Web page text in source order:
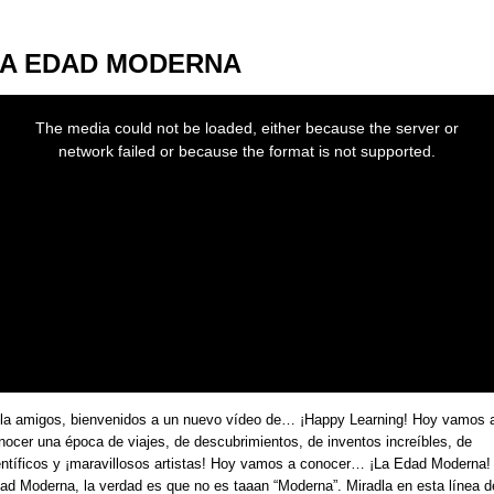
EDAD MODERNA
The media could not be loaded, either because the server or
network failed or because the format is not supported.
amigos, bienvenidos a un nuevo vídeo de… ¡Happy Learning! Hoy vamos
una época de viajes, de descubrimientos, de inventos increíbles, de
y ¡maravillosos artistas! Hoy vamos a conocer… ¡La Edad Moderna!
Moderna, la verdad es que no es taaan “Moderna”. Miradla en esta línea